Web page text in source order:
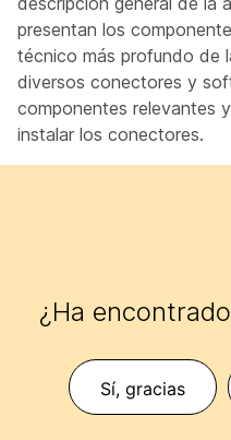
presentan los
técnico más profundo de
diversos conectores y
componentes relevantes
instalar los conectores.
¿Ha
Sí, gracias